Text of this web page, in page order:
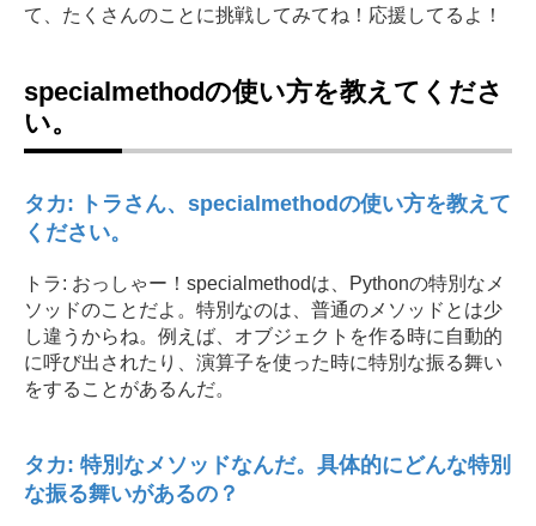
て、たくさんのことに挑戦してみてね！応援してるよ！
specialmethodの使い方を教えてくださ
い。
タカ: トラさん、specialmethodの使い方を教えて
ください。
トラ: おっしゃー！specialmethodは、Pythonの特別なメ
ソッドのことだよ。特別なのは、普通のメソッドとは少
し違うからね。例えば、オブジェクトを作る時に自動的
に呼び出されたり、演算子を使った時に特別な振る舞い
をすることがあるんだ。
タカ: 特別なメソッドなんだ。具体的にどんな特別
な振る舞いがあるの？